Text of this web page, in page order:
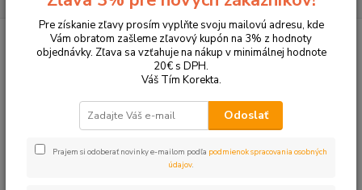
Kolekcie podľa motívu Paw Patrol
Upresniť parametre
Najdrahšie
Pre získanie zľavy prosím vyplňte svoju mailovú adresu, kde
Vám obratom zašleme zľavový kupón na 3% z hodnoty
objednávky. Zľava sa vzťahuje na nákup v minimálnej hodnote
20€ s DPH.
Váš Tím Korekta.
Odoslať
Prajem si odoberať novinky e-mailom podľa podmienok spracovania osobných
údajov.